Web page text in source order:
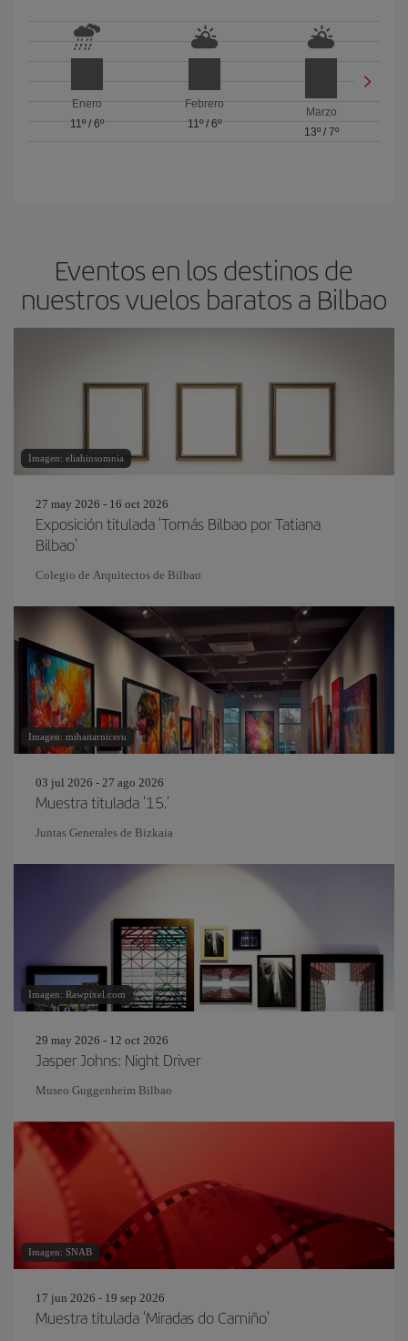
Enero
11º/ 6º
Febrero
11º/ 6º
Marzo
13º/ 7º
Eventos en los destinos de
nuestros vuelos baratos a Bilbao
Imagen: eliahinsomnia
27 may 2026 - 16 oct 2026
Exposición titulada 'Tomás Bilbao por Tatiana
Bilbao'
Colegio de Arquitectos de Bilbao
Imagen: mihaitarniceru
03 jul 2026 - 27 ago 2026
Muestra titulada '15.'
Juntas Generales de Bizkaia
Imagen: Rawpixel.com
29 may 2026 - 12 oct 2026
Jasper Johns: Night Driver
Museo Guggenheim Bilbao
Imagen: SNAB
17 jun 2026 - 19 sep 2026
Muestra titulada 'Miradas do Camiño'